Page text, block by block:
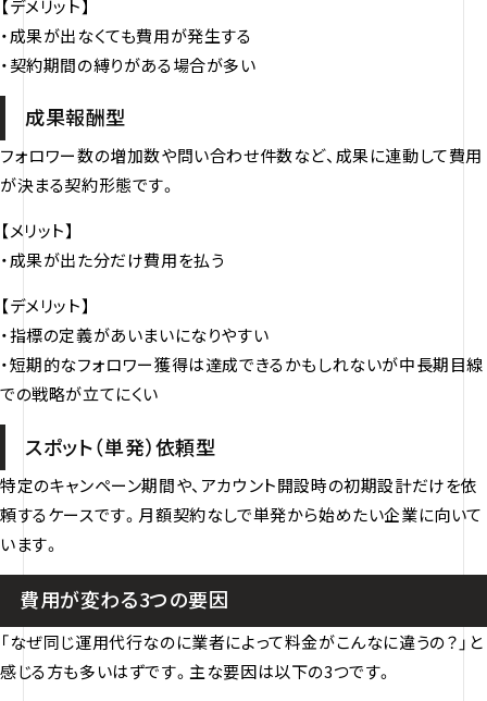
【デメリット】
・成果が出なくても費用が発生する
・契約期間の縛りがある場合が多い
成果報酬型
フォロワー数の増加数や問い合わせ件数など、成果に連動して費用
が決まる契約形態です。
【メリット】
・成果が出た分だけ費用を払う
【デメリット】
・指標の定義があいまいになりやすい
・短期的なフォロワー獲得は達成できるかもしれないが中長期目線
での戦略が立てにくい
スポット（単発）依頼型
特定のキャンペーン期間や、アカウント開設時の初期設計だけを依
頼するケースです。月額契約なしで単発から始めたい企業に向いて
います。
費用が変わる3つの要因
「なぜ同じ運用代行なのに業者によって料金がこんなに違うの？」と
感じる方も多いはずです。主な要因は以下の3つです。